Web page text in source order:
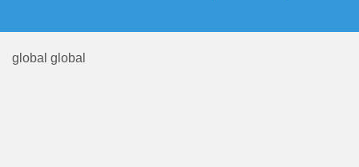
global global